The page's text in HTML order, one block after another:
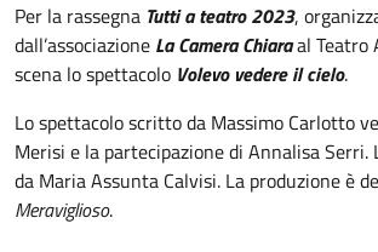
Per la rassegna Tutti a teatro 2023,
dall’associazione La Camera Chiaraal Teatro
scena lo spettacolo Volevo vedere il cielo.
Lo spettacolo scritto da Massimo Carlotto
Merisi e la partecipazione di Annalisa Serri.
da Maria Assunta Calvisi. La produzione è de
Meraviglioso.